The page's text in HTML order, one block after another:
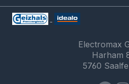
Electromax
Harham
5760